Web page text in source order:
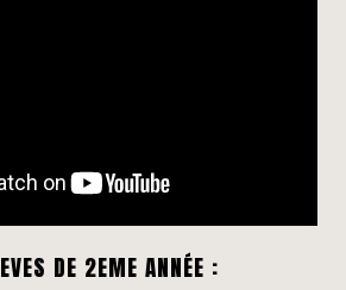
DE 2EME ANNÉE :